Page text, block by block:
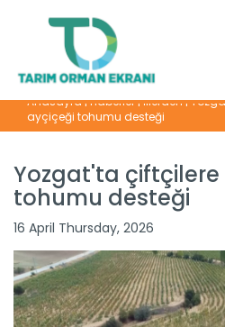
Anasayfa|Haberler|İllerden|
ayçiçeği tohumu desteği
Yozgat'ta çiftçilere
tohumu desteği
16 April Thursday, 2026